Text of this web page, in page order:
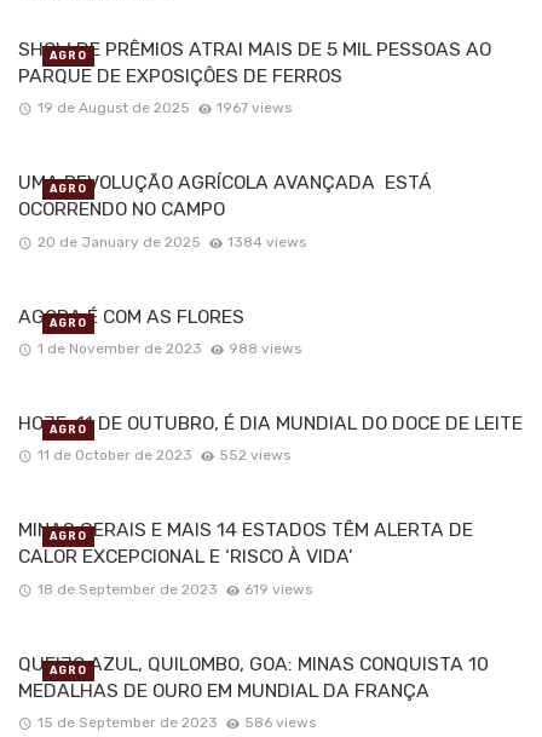
SHOW DE PRÊMIOS ATRAI MAIS DE 5 MIL PESSOAS AO
PARQUE DE EXPOSIÇÔES DE FERROS
19 de August de 2025 1967 views
AGRO
UMA REVOLUÇÃO AGRÍCOLA AVANÇADA ESTÁ
OCORRENDO NO CAMPO
20 de January de 2025 1384 views
AGRO
AGORA É COM AS FLORES
1 de November de 2023 988 views
AGRO
HOJE, 11 DE OUTUBRO, É DIA MUNDIAL DO DOCE DE LEITE
11 de October de 2023 552 views
AGRO
MINAS GERAIS E MAIS 14 ESTADOS TÊM ALERTA DE
CALOR EXCEPCIONAL E ‘RISCO À VIDA’
18 de September de 2023 619 views
AGRO
QUEIJO AZUL, QUILOMBO, GOA: MINAS CONQUISTA 10
MEDALHAS DE OURO EM MUNDIAL DA FRANÇA
15 de September de 2023 586 views
AGRO